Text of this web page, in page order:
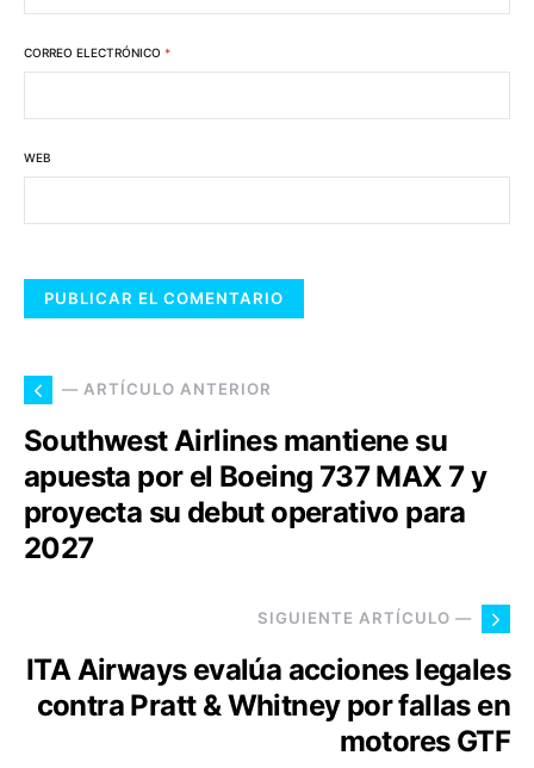
CORREO ELECTRÓNICO *
WEB
— ARTÍCULO ANTERIOR
Southwest Airlines mantiene su
apuesta por el Boeing 737 MAX 7 y
proyecta su debut operativo para
2027
SIGUIENTE ARTÍCULO —
ITA Airways evalúa acciones legales
contra Pratt & Whitney por fallas en
motores GTF